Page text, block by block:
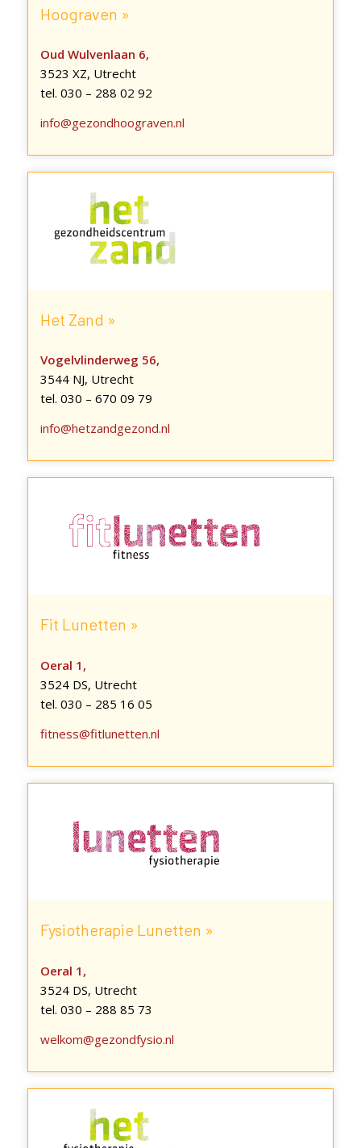
Hoograven »
Oud Wulvenlaan 6,
3523 XZ, Utrecht
tel. 030 – 288 02 92
info@gezondhoograven.nl
Het Zand »
Vogelvlinderweg 56,
3544 NJ, Utrecht
tel. 030 – 670 09 79
info@hetzandgezond.nl
Fit Lunetten »
Oeral 1,
3524 DS, Utrecht
tel. 030 – 285 16 05
fitness@fitlunetten.nl
Fysiotherapie Lunetten »
Oeral 1,
3524 DS, Utrecht
tel. 030 – 288 85 73
welkom@gezondfysio.nl